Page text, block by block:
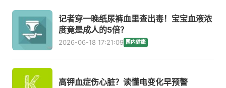
记者穿一晚纸尿裤血里查出毒！宝宝血液浓
度竟是成人的5倍？
2026-06-18 17:21:09 国内健康
高钾血症伤心脏？读懂电变化早预警